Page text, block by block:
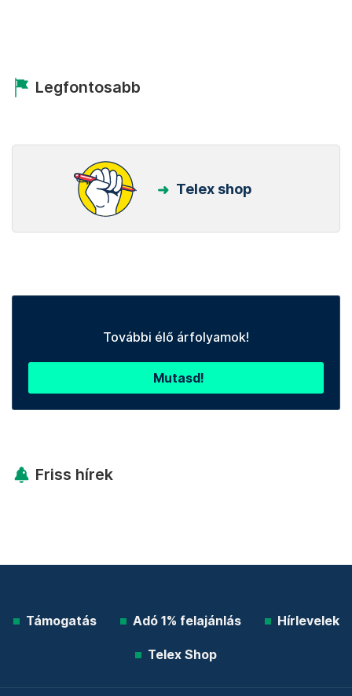
Legfontosabb
Telex shop
További élő árfolyamok!
Mutasd!
Friss hírek
Támogatás Adó 1% felajánlás Hírlevelek
Telex Shop